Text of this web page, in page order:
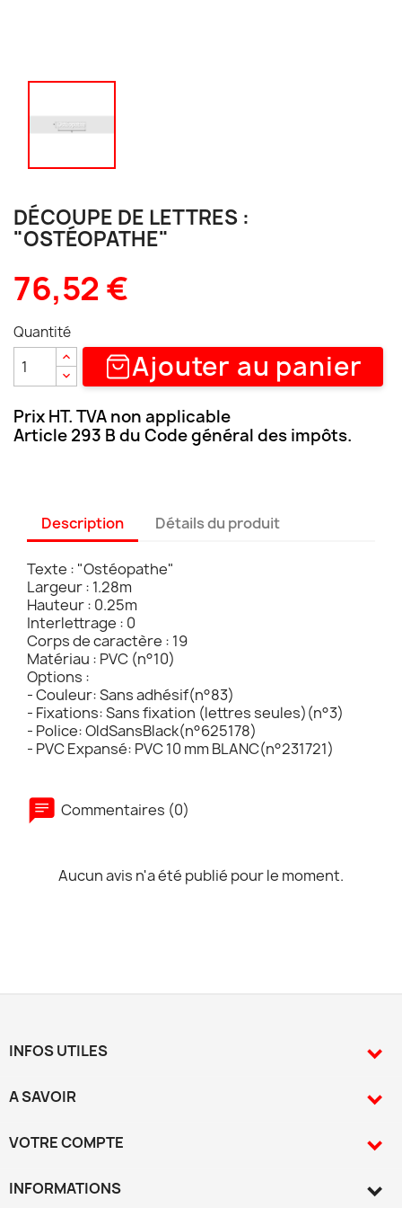
DÉCOUPE DE LETTRES :
"OSTÉOPATHE"
76,52 €
Quantité
Ajouter au panier
Prix HT. TVA non applicable
Article 293 B du Code général des impôts.
Description Détails du produit
Texte : "Ostéopathe"
Largeur : 1.28m
Hauteur : 0.25m
Interlettrage : 0
Corps de caractère : 19
Matériau : PVC (n°10)
Options :
- Couleur: Sans adhésif(n°83)
- Fixations: Sans fixation (lettres seules)(n°3)
- Police: OldSansBlack(n°625178)
- PVC Expansé: PVC 10 mm BLANC(n°231721)
Commentaires (0)
Aucun avis n'a été publié pour le moment.
INFOS UTILES 
A SAVOIR 
VOTRE COMPTE 
INFORMATIONS keyboard_arrow_down